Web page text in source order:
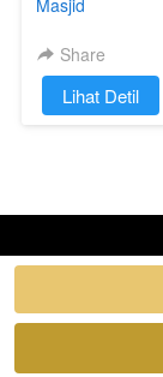
Share
`Lihat Detil